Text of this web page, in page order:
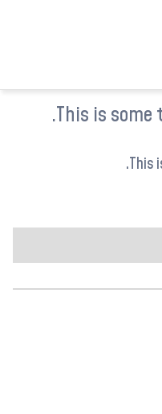
This is some
This